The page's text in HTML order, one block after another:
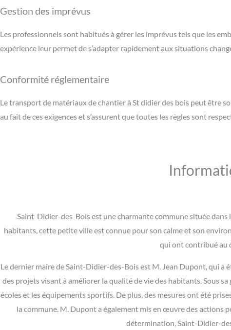
Gestion des imprévus
Les professionnels sont habitués à gérer les imprévus tels que les
expérience leur permet de s’adapter rapidement aux situations
Conformité réglementaire
Le transport de matériaux de chantier à St didier des bois peut être
au fait de ces exigences et s’assurent que toutes les règles sont
Saint-Didier-des-Bois est une charmante commune située dans
habitants, cette petite ville est connue pour son calme et son
qui ont contribué au
Le dernier maire de Saint-Didier-des-Bois est M. Jean Dupont, qui a
des projets visant à améliorer la qualité de vie des habitants. Sous
écoles et les équipements sportifs. De plus, des mesures ont été
la commune. M. Dupont a également mis en œuvre des actions
détermination, Saint-Didier-